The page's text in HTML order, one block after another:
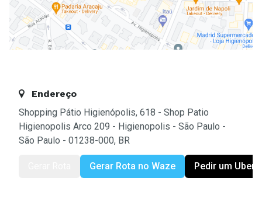
Endereço
Shopping Pátio Higienópolis, 618 - Shop Patio
Higienopolis Arco 209 - Higienopolis - São Paulo -
São Paulo - 01238-000, BR
Gerar Rota no Waze Pedir um Uber